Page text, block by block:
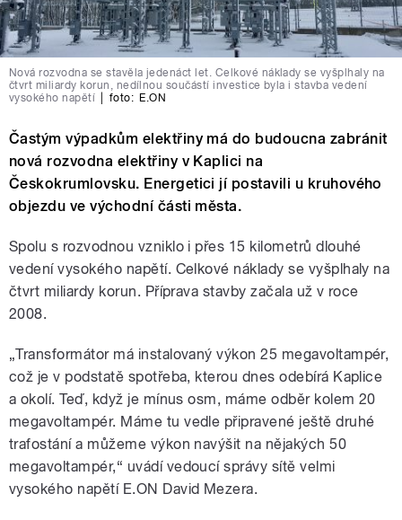
Nová rozvodna se stavěla jedenáct let. Celkové náklady se vyšplhaly na
čtvrt miliardy korun, nedílnou součástí investice byla i stavba vedení
vysokého napětí
foto: E.ON
Častým výpadkům elektřiny má do budoucna zabránit
nová rozvodna elektřiny v Kaplici na
Českokrumlovsku. Energetici jí postavili u kruhového
objezdu ve východní části města.
Spolu s rozvodnou vzniklo i přes 15 kilometrů dlouhé
vedení vysokého napětí. Celkové náklady se vyšplhaly na
čtvrt miliardy korun. Příprava stavby začala už v roce
2008.
„Transformátor má instalovaný výkon 25 megavoltampér,
což je v podstatě spotřeba, kterou dnes odebírá Kaplice
a okolí. Teď, když je mínus osm, máme odběr kolem 20
megavoltampér. Máme tu vedle připravené ještě druhé
trafostání a můžeme výkon navýšit na nějakých 50
megavoltampér,“ uvádí vedoucí správy sítě velmi
vysokého napětí E.ON David Mezera.